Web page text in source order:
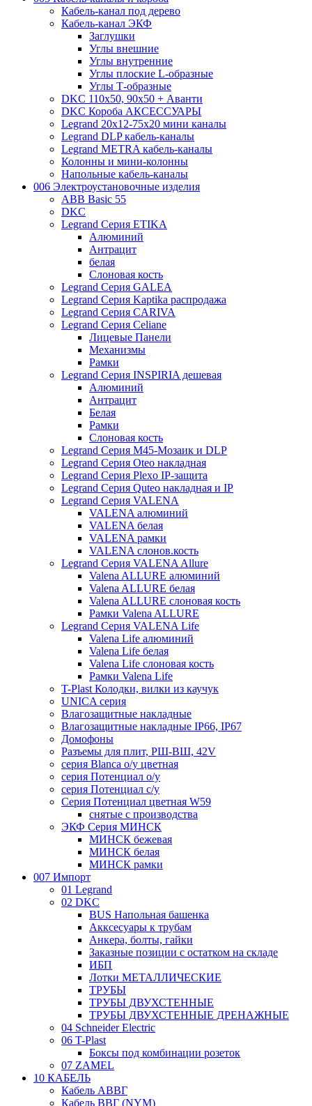
Кабель-канал под дерево
Кабель-канал ЭКФ
Заглушки
Углы внешние
Углы внутренние
Углы плоские L-образные
Углы Т-образные
DKC 110х50, 90х50 + Аванти
DKC Короба АКСЕССУАРЫ
Legrand 20х12-75х20 мини каналы
Legrand DLP кабель-каналы
Legrand METRA кабель-каналы
Колонны и мини-колонны
Напольные кабель-каналы
006 Электроустановочные изделия
ABB Basic 55
DKC
Legrand Серия ETIKA
Алюминий
Антрацит
белая
Слоновая кость
Legrand Серия GALEA
Legrand Серия Kaptika распродажа
Legrand Серия CARIVA
Legrand Серия Celiane
Лицевые Панели
Механизмы
Рамки
Legrand Серия INSPIRIA дешевая
Алюминий
Антрацит
Белая
Рамки
Слоновая кость
Legrand Серия M45-Мозаик и DLP
Legrand Серия Oteo накладная
Legrand Серия Plexo IP-защита
Legrand Серия Quteo накладная и IP
Legrand Серия VALENA
VALENA алюминий
VALENA белая
VALENA рамки
VALENA слонов.кость
Legrand Серия VALENA Allure
Valena ALLURE алюминий
Valena ALLURE белая
Valena ALLURE слоновая кость
Рамки Valena ALLURE
Legrand Серия VALENA Life
Valena Life алюминий
Valena Life белая
Valena Life слоновая кость
Рамки Valena Life
T-Plast Колодки, вилки из каучук
UNICA серия
Влагозащитные накладные
Влагозащитные накладные IP66, IP67
Домофоны
Разъемы для плит, РШ-ВШ, 42V
серия Blanca о/у цветная
серия Потенциал о/у
серия Потенциал с/у
Серия Потенциал цветная W59
снятые с производства
ЭКФ Серия МИНСК
МИНСК бежевая
МИНСК белая
МИНСК рамки
007 Импорт
01 Legrand
02 DKC
BUS Напольная башенка
Акксесуары к трубам
Анкера, болты, гайки
Заказные позиции с остатком на складе
ИБП
Лотки МЕТАЛЛИЧЕСКИЕ
ТРУБЫ
ТРУБЫ ДВУХСТЕННЫЕ
ТРУБЫ ДВУХСТЕННЫЕ ДРЕНАЖНЫЕ
04 Schneider Electric
06 T-Plast
Боксы под комбинации розеток
07 ZAMEL
10 КАБЕЛЬ
Кабель АВВГ
Кабель ВВГ (NYM)